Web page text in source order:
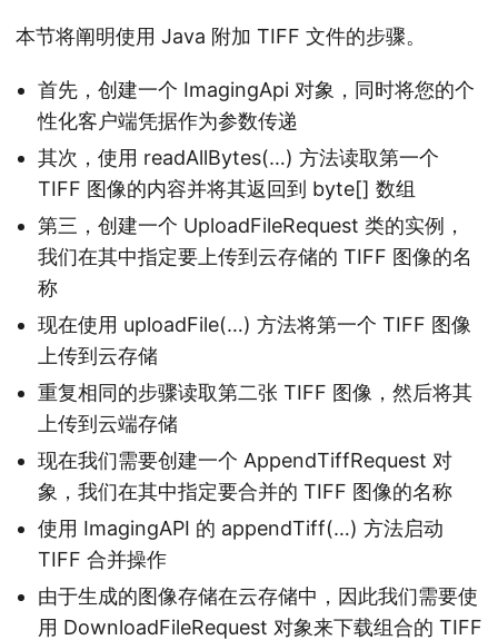
本节将阐明使用 Java 附加 TIFF 文件的步骤。
首先，创建一个 ImagingApi 对象，同时将您的个
性化客户端凭据作为参数传递
其次，使用 readAllBytes(…) 方法读取第一个
TIFF 图像的内容并将其返回到 byte[] 数组
第三，创建一个 UploadFileRequest 类的实例，
我们在其中指定要上传到云存储的 TIFF 图像的名
称
现在使用 uploadFile(…) 方法将第一个 TIFF 图像
上传到云存储
重复相同的步骤读取第二张 TIFF 图像，然后将其
上传到云端存储
现在我们需要创建一个 AppendTiffRequest 对
象，我们在其中指定要合并的 TIFF 图像的名称
使用 ImagingAPI 的 appendTiff(…) 方法启动
TIFF 合并操作
由于生成的图像存储在云存储中，因此我们需要使
用 DownloadFileRequest 对象来下载组合的 TIFF